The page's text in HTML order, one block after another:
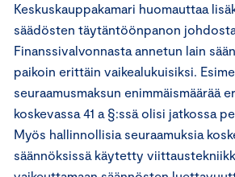
Keskuskauppakamari huomauttaa
säädösten täytäntöönpanon
Finanssivalvonnasta annetun lain
paikoin erittäin vaikealukuisiksi.
seuraamusmaksun enimmäismäärää
koskevassa 41 a §:ssä olisi jatkossa
Myös hallinnollisia seuraamuksia
säännöksissä käytetty